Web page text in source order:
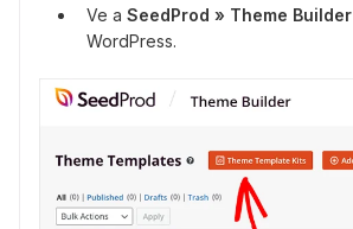
Ve a SeedProd » Theme Builder
WordPress.